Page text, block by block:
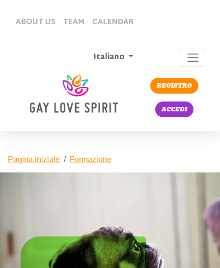
ABOUT US TEAM CALENDAR
Italiano
REGISTRO
ACCEDI
Pagina iniziale Formazione